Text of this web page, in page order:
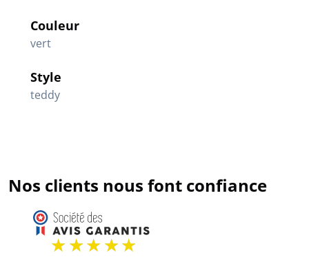
Couleur
vert
Style
teddy
Nos clients nous font confiance